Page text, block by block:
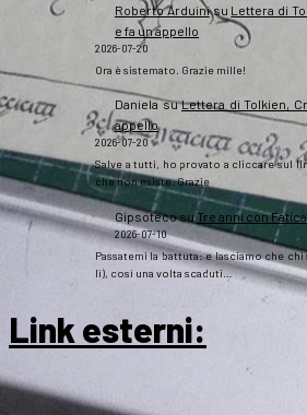
Roberto Arduinisu Lettera di
e fa un appello
2026-07-20
Ora è sistemato. Grazie mille!
DanielasuLettera di Tolkien,
appello
2026-07-20
Salve a tutti, ho provato a cliccare sul
che non esiste. Grazie
GipsotecosuTre anni con
2026-07-10
Passatemi la battuta: e lasciamo che
lì), così una volta scaduti…
Link esterni: